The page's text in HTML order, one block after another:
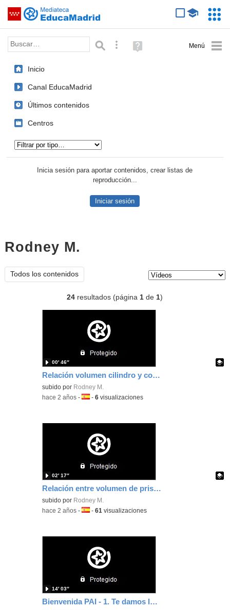
Saltar navegación
Palabra o frase: Búsqueda avanzada
Ayuda
(en
Inicio
Canal EducaMadrid
Últimos contenidos
Centros
Inicia sesión para aportar contenidos, crear listas de
reproducción...
Iniciar sesión
Rodney M.
Todos los contenidos
24 resultados (página1 de1)
Relación volumen cilindro y cono
Contenido educativo.
subido por Rodney M.
00′ 46″
-hace 2 años -Idioma:
-6 visualizaciones
Relación entre volumen de prisma / pirámide
Contenido educativo.
subido por Rodney M.
02′ 17″
-hace 2 años -Idioma:
-61 visualizaciones
Bienvenida PAI - 1. Te damos la bienvenida al PAI
14′ 03″